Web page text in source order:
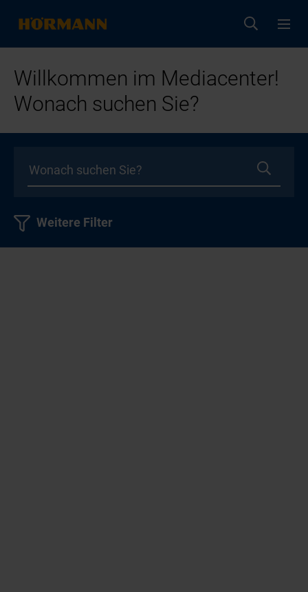
Willkommen im Mediacenter!
Wonach suchen Sie?
Weitere Filter